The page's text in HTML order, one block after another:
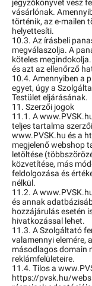
jegyzőkönyvet vesz
vásárlónak.
történik, az e-mailen
helyettesíti.
10.3. Az írásbeli
megválaszolja. A
köteles
és azt az ellenőrző
10.4. Amennyiben a
egyet, úgy a
Testület eljárásának.
11. Szerzői jogok
11.1. A
teljes tartalma
www.PVSK.hu és a
megjelenő webshop
letöltése
közvetítése, más
feldolgozása és
nélkül.
11.2. A
és annak
hozzájárulás esetén
hivatkozással lehet.
11.3. A Szolgáltató
valamennyi elemére,
másodlagos domain
reklámfelületeire.
11.4. Tilos a
https://pvsk.hu/